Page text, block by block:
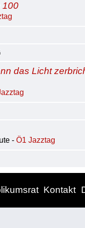
100
das Licht
-Ö1 Jazztag
Kontakt